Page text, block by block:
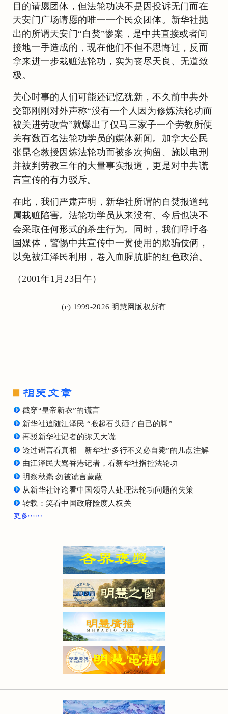
目的请愿团体，但法轮功决不是因投诉无门而在
天安门广场请愿的唯一一个民众团体。新华社抛
出的所谓天安门“自焚”惨案，是中共直接或者间
接地一手造成的，现在他们不但不思悔过，反而
拿来进一步栽赃法轮功，实为丧尽天良、无道致
极。
关心时事的人们可能还记忆犹新，不久前中共外
交部刚刚对外声称“没有一个人因为修炼法轮功而
被关进劳改营”就爆出了仅马三家子一个劳教所便
关有数百名法轮功学员的媒体新闻。加拿大公民
张昆仑教授因炼法轮功而被多次拘留、施以电刑
并被判劳教三年的大量事实报道，更是对中共谎
言宣传的有力驳斥。
在此，我们严肃声明，新华社所谓的自焚报道纯
属栽赃陷害。法轮功学员从来没有、今后也决不
会采取任何形式的杀生行为。同时，我们呼吁各
国媒体，警惕中共宣传中一贯使用的欺骗伎俩，
以免被江泽民利用，卷入血腥肮脏的红色政治。
（2001年1月23日午）
(c) 1999-2026 明慧网版权所有
戳穿“皇帝新衣”的谎言
新华社追随江泽民 “搬起石头砸了自己的脚”
再驳新华社记者的弥天大谎
透过谣言看真相—新华社“多行不义必自毙”的几点注解
由江泽民大骂香港记者，看新华社指控法轮功
明察秋毫 勿被谎言蒙蔽
从新华社评论看中国领导人处理法轮功问题的失策
转载：笑看中国政府险度人权关